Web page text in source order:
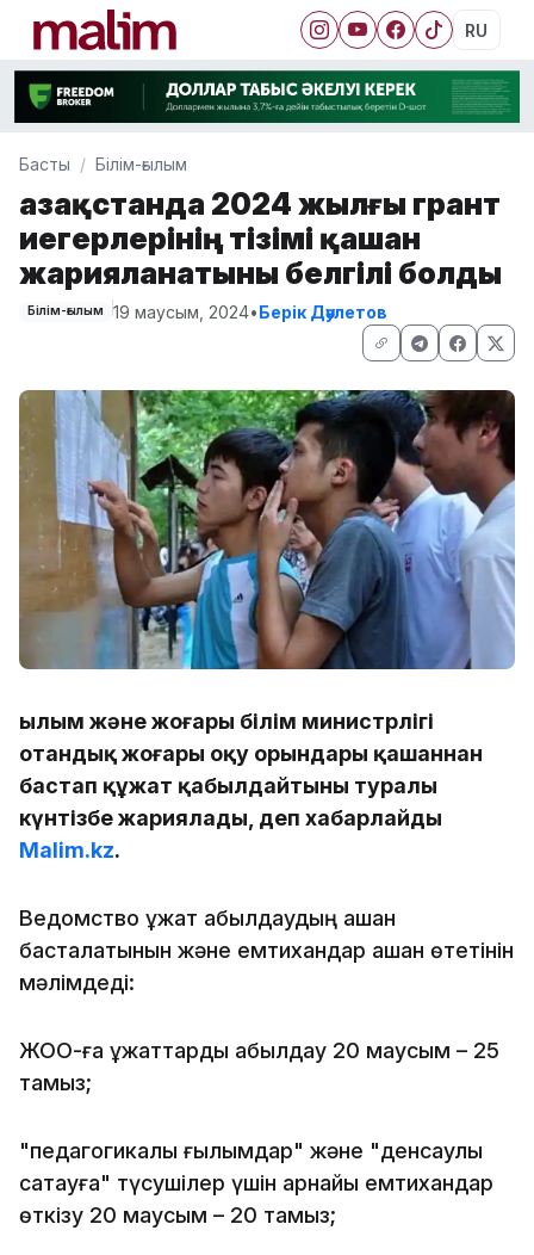
RU
Басты Білім-ғылым
Қазақстанда 2024 жылғы грант
иегерлерінің тізімі қашан
жарияланатыны белгілі болды
Білім-ғылым 19 маусым, 2024•Берік Дәулетов
Ғылым және жоғары білім министрлігі
отандық жоғары оқу орындары қашаннан
бастап құжат қабылдайтыны туралы
күнтізбе жариялады, деп хабарлайды
Malim.kz.
Ведомство құжат қабылдаудың қашан
басталатынын және емтихандар қашан өтетінін
мәлімдеді:
ЖОО-ға құжаттарды қабылдау 20 маусым – 25
тамыз;
"педагогикалық ғылымдар" және "денсаулық
сақтауға" түсушілер үшін арнайы емтихандар
өткізу 20 маусым – 20 тамыз;